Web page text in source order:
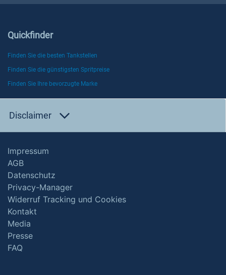
Quickfinder
Finden Sie die besten Tankstellen
Finden Sie die günstigsten Spritpreise
Finden Sie Ihre bevorzugte Marke
Disclaimer
Impressum
AGB
Datenschutz
Privacy-Manager
Widerruf Tracking und Cookies
Kontakt
Media
Presse
FAQ